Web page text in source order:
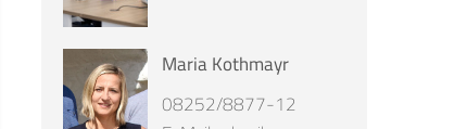
Maria Kothmayr
08252/8877-12